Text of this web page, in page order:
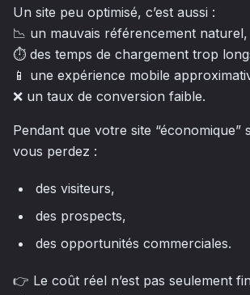
Un site peu optimisé, c’est aussi :
📉 un mauvais référencement naturel,
⏱️ des temps de chargement trop
📱 une expérience mobile
❌ un taux de conversion faible.
Pendant que votre site “économique”
vous perdez :
des visiteurs,
des prospects,
des opportunités commerciales.
👉 Le coût réel n’est pas seulement